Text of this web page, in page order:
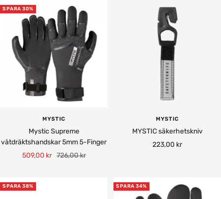
SPARA 30%
MYSTIC
Mystic Supreme
våtdräktshandskar 5mm 5-Finger
Rea-
509,00 kr Pris
726,00 kr
MYSTIC
MYSTIC säkerhetskniv
Rea-
223,00 kr
SPARA 38% SPARA 34%